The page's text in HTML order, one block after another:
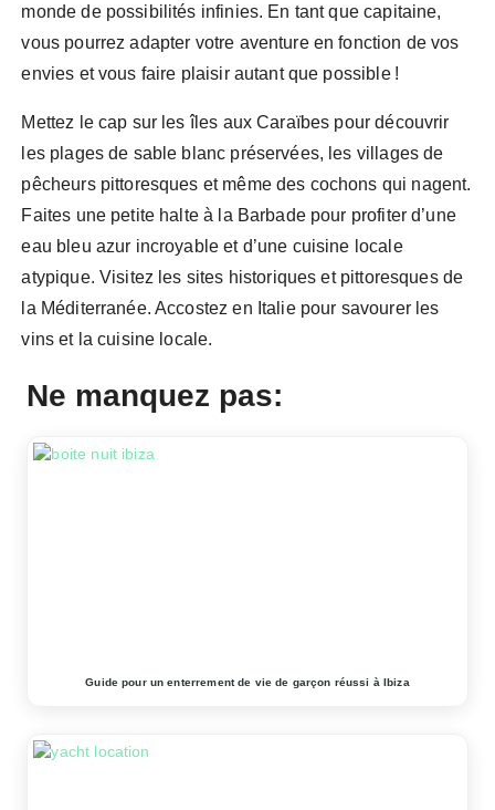
monde de possibilités infinies. En tant que capitaine,
vous pourrez adapter votre aventure en fonction de vos
envies et vous faire plaisir autant que possible !
Mettez le cap sur les îles aux Caraïbes pour découvrir
les plages de sable blanc préservées, les villages de
pêcheurs pittoresques et même des cochons qui nagent.
Faites une petite halte à la Barbade pour profiter d’une
eau bleu azur incroyable et d’une cuisine locale
atypique. Visitez les sites historiques et pittoresques de
la Méditerranée. Accostez en Italie pour savourer les
vins et la cuisine locale.
Ne manquez pas:
Guide pour un enterrement de vie de garçon réussi à Ibiza